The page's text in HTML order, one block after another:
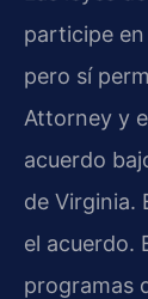
participe
pero sí
Attorney y
acuerdo
de Virginia.
el acuerdo.
programas